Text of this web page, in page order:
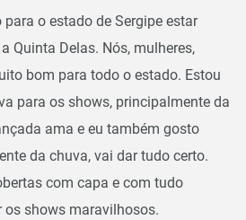
o estado de Sergipe estar
Quinta Delas. Nós, mulheres,
bom para todo o estado. Estou
para os shows, principalmente da
ama e eu também gosto
da chuva, vai dar tudo certo.
com capa e com tudo
os shows maravilhosos.